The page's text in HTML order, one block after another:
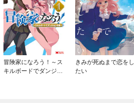
冒険家になろう！～ス
キルボードでダンジョ
きみが死ぬまで恋をし
たい